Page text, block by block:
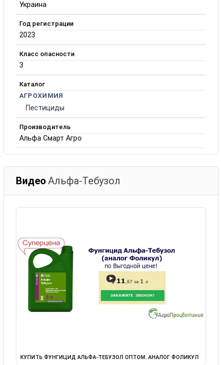
Украина
Год регистрации
2023
Класс опасности
3
Каталог
АГРОХИМИЯ
Пестициды
Производитель
Альфа Смарт Агро
Видео Альфа-Тебузол
▶
КУПИТЬ ФУНГИЦИД АЛЬФА-ТЕБУЗОЛ ОПТОМ. АНАЛОГ ФОЛИКУЛ